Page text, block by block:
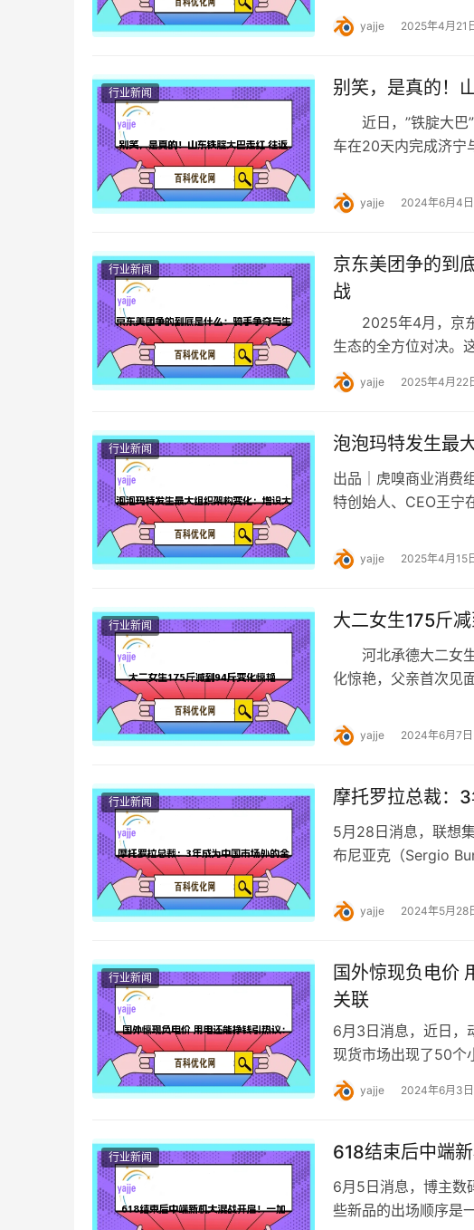
yajje 2025年4月21
行业新闻 别笑，是真的！
近日，”铁腚大巴”
车在20天内完成济宁
yajje 2024年6月4日
行业新闻
京东美团争的到
战
2025年4月，京东
生态的全方位对决。
与外卖市场的份额争
yajje 2025年4月22
行业新闻 泡泡玛特发生最
出品｜虎嗅商业消费
特创始人、CEO王宁
yajje 2025年4月15
行业新闻 大二女生175斤
河北承德大二女生
化惊艳，父亲首次
yajje 2024年6月7日
行业新闻 摩托罗拉总裁：
5月28日消息，联想
布尼亚克（Sergio
yajje 2024年5月28
行业新闻
国外惊现负电价
关联
6月3日消息，近日，
现货市场出现了50个
市场出现如此长时间
yajje 2024年6月3日
行业新闻 618结束后中端
6月5日消息，博主数
些新品的出场顺序是